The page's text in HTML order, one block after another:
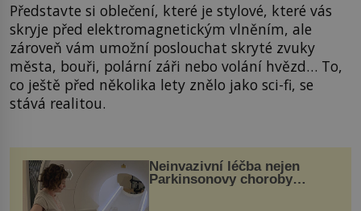
Představte si oblečení, které je stylové, které vás
skryje před elektromagnetickým vlněním, ale
zároveň vám umožní poslouchat skryté zvuky
města, bouři, polární záři nebo volání hvězd… To,
co ještě před několika lety znělo jako sci-fi, se
stává realitou.
Neinvazivní léčba nejen
Parkinsonovy choroby